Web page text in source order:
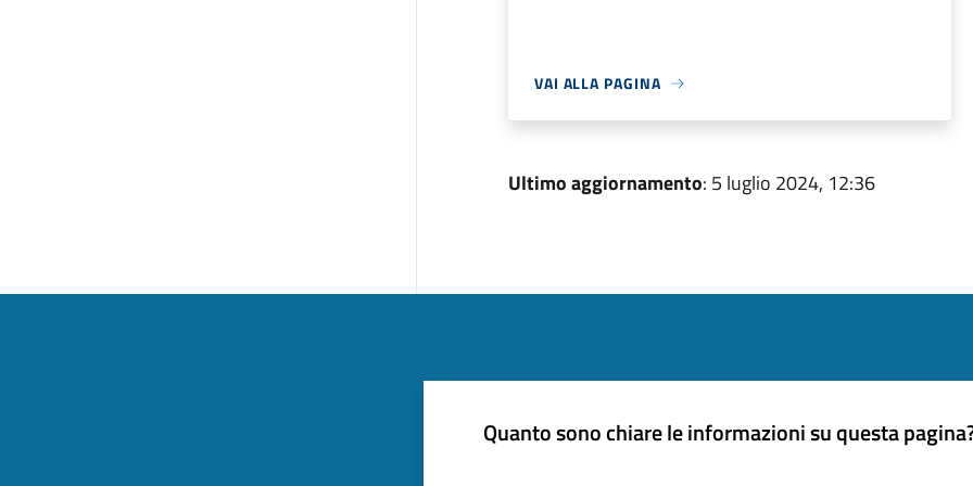
VAI ALLA PAGINA
Ultimo aggiornamento: 5 luglio 2024, 12:36
Quanto sono chiare le informazioni su questa